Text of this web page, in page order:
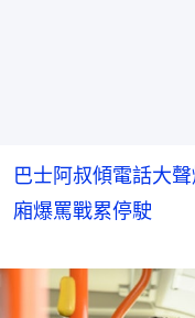
巴士阿叔傾電話大
廂爆罵戰累停駛